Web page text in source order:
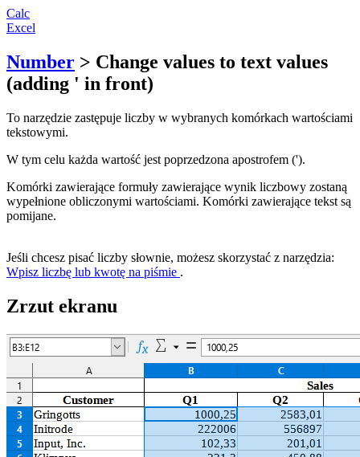
Calc
Excel
Number > Change values to text values
(adding ' in front)
To narzędzie zastępuje liczby w wybranych komórkach wartościami
tekstowymi.
W tym celu każda wartość jest poprzedzona apostrofem (').
Komórki zawierające formuły zawierające wynik liczbowy zostaną
wypełnione obliczonymi wartościami. Komórki zawierające tekst są
pomijane.
Jeśli chcesz pisać liczby słownie, możesz skorzystać z narzędzia:
Wpisz liczbę lub kwotę na piśmie .
Zrzut ekranu